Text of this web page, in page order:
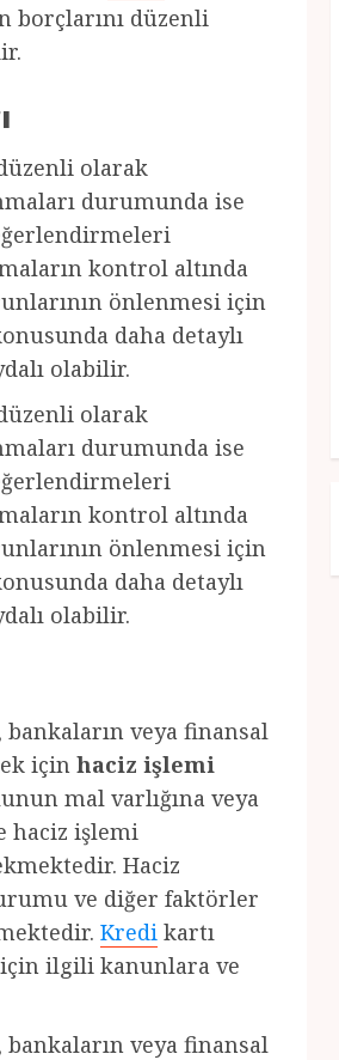
borçlarını düzenli
olarak
durumunda ise
kontrol altında
önlenmesi için
daha detaylı
olabilir.
olarak
durumunda ise
kontrol altında
önlenmesi için
daha detaylı
olabilir.
veya finansal
için haciz işlemi
mal varlığına veya
haciz işlemi
Haciz
ve diğer faktörler
Kredi kartı
ilgili kanunlara ve
veya finansal